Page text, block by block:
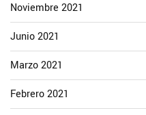
Noviembre 2021
Junio 2021
Marzo 2021
Febrero 2021